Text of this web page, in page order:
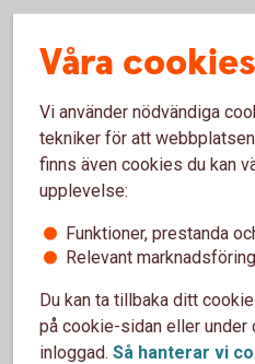
Handel med fonder sker alltid
bryttiden.
Bryttider
Avkastningsskatt
I en kapitalförsäkring betalar
vilket gör att pengarna är
Våra
Vi använder nödvändiga
tekniker för att
finns även cookies du kan
upplevelse:
Funktioner, prestanda
Relevant marknadsföring
Du kan ta tillbaka ditt
på cookie-sidan eller under
inloggad. Så hanterar vi